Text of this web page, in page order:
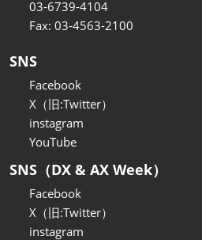
03-6739-4104
Fax: 03-4563-2100
SNS
Facebook
X（旧:Twitter）
instagram
YouTube
SNS（DX & AX Week）
Facebook
X（旧:Twitter）
instagram